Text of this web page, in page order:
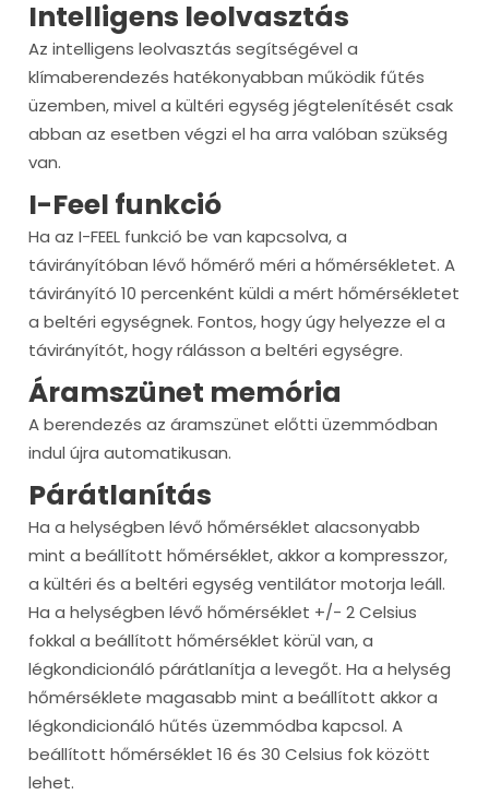
Intelligens leolvasztás
Az intelligens leolvasztás segítségével a
klímaberendezés hatékonyabban működik fűtés
üzemben, mivel a kültéri egység jégtelenítését csak
abban az esetben végzi el ha arra valóban szükség
van.
I-Feel funkció
Ha az I-FEEL funkció be van kapcsolva, a
távirányítóban lévő hőmérő méri a hőmérsékletet. A
távirányító 10 percenként küldi a mért hőmérsékletet
a beltéri egységnek. Fontos, hogy úgy helyezze el a
távirányítót, hogy rálásson a beltéri egységre.
Áramszünet memória
A berendezés az áramszünet előtti üzemmódban
indul újra automatikusan.
Párátlanítás
Ha a helységben lévő hőmérséklet alacsonyabb
mint a beállított hőmérséklet, akkor a kompresszor,
a kültéri és a beltéri egység ventilátor motorja leáll.
Ha a helységben lévő hőmérséklet +/- 2 Celsius
fokkal a beállított hőmérséklet körül van, a
légkondicionáló párátlanítja a levegőt. Ha a helység
hőmérséklete magasabb mint a beállított akkor a
légkondicionáló hűtés üzemmódba kapcsol. A
beállított hőmérséklet 16 és 30 Celsius fok között
lehet.